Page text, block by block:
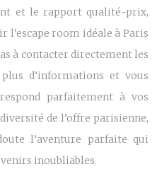
et le rapport qualité-prix,
l’escape room idéale à Paris
à contacter directement les
d’informations et vous
parfaitement à vos
de l’offre parisienne,
l’aventure parfaite qui
inoubliables.